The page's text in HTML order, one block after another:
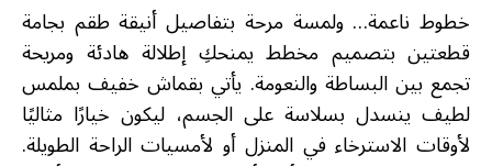
خطوط ناعمة… ولمسة مرحة بتفاصيل أنيقة طقم بجامة
قطعتين بتصميم مخطط يمنحكِ إطلالة هادئة ومريحة
تجمع بين البساطة والنعومة. يأتي بقماش خفيف بملمس
لطيف ينسدل بسلاسة على الجسم، ليكون خيارًا مثاليًا
لأوقات الاسترخاء في المنزل أو لأمسيات الراحة الطويلة.